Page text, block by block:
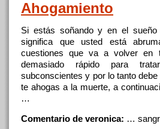
Ahogamiento
Si estás soñando yen el
significa queusted está
cuestionesque va a volveren
demasiado rápido para
subconscientes y por lo tanto
te ahogas a la muerte, a
…
Comentario de veronica: …